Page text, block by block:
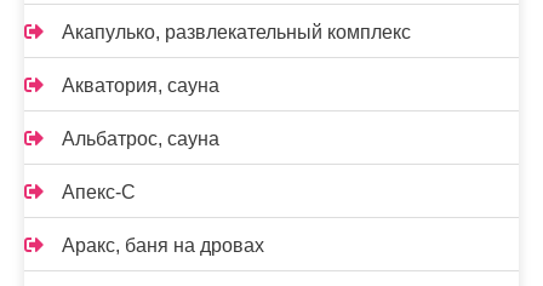
Акапулько, развлекательный комплекс
Акватория, сауна
Альбатрос, сауна
Апекс-С
Аракс, баня на дровах